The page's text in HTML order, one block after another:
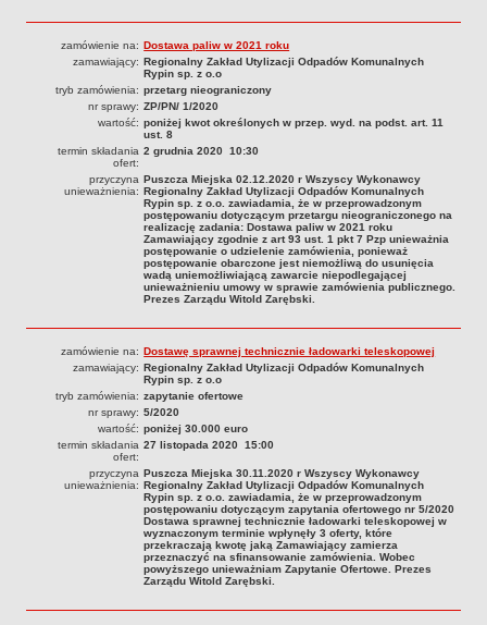
Gmina Skrwilno
Gmina Osiek
zamówienie na: Dostawa paliw w 2021 roku
zamawiający: Regionalny Zakład Utylizacji Odpadów Komunalnych
Rypin sp. z o.o
tryb zamówienia: przetarg nieograniczony
nr sprawy: ZP/PN/ 1/2020
wartość: poniżej kwot określonych w przep. wyd. na podst. art. 11
ust. 8
termin składania
ofert:
2 grudnia 2020 10:30
przyczyna
unieważnienia:
Puszcza Miejska 02.12.2020 r Wszyscy Wykonawcy
Regionalny Zakład Utylizacji Odpadów Komunalnych
Rypin sp. z o.o. zawiadamia, że w przeprowadzonym
postępowaniu dotyczącym przetargu nieograniczonego na
realizację zadania: Dostawa paliw w 2021 roku
Zamawiający zgodnie z art 93 ust. 1 pkt 7 Pzp unieważnia
postępowanie o udzielenie zamówienia, ponieważ
postępowanie obarczone jest niemożliwą do usunięcia
wadą uniemożliwiającą zawarcie niepodlegającej
unieważnieniu umowy w sprawie zamówienia publicznego.
Prezes Zarządu Witold Zarębski.
zamówienie na: Dostawę sprawnej technicznie ładowarki teleskopowej
zamawiający: Regionalny Zakład Utylizacji Odpadów Komunalnych
Rypin sp. z o.o
tryb zamówienia: zapytanie ofertowe
nr sprawy: 5/2020
wartość: poniżej 30.000 euro
termin składania
ofert:
27 listopada 2020 15:00
przyczyna
unieważnienia:
Puszcza Miejska 30.11.2020 r Wszyscy Wykonawcy
Regionalny Zakład Utylizacji Odpadów Komunalnych
Rypin sp. z o.o. zawiadamia, że w przeprowadzonym
postępowaniu dotyczącym zapytania ofertowego nr 5/2020
Dostawa sprawnej technicznie ładowarki teleskopowej w
wyznaczonym terminie wpłynęły 3 oferty, które
przekraczają kwotę jaką Zamawiający zamierza
przeznaczyć na sfinansowanie zamówienia. Wobec
powyższego unieważniam Zapytanie Ofertowe. Prezes
Zarządu Witold Zarębski.